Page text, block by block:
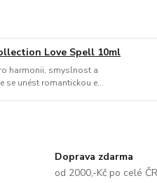
Love Spell 10ml
harmonii, smyslnost a
se unést romantickou e...
Doprava zdarma
od 2000,-Kč po celé ČR